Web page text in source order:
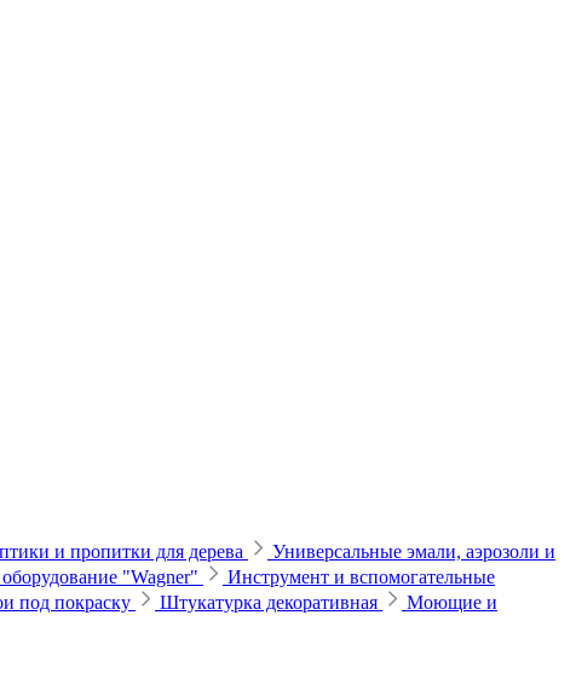
и пропитки для дерева
Универсальные эмали, аэрозоли и
"Wagner"
Инструмент и вспомогательные
под покраску Штукатурка декоративная
Моющие и